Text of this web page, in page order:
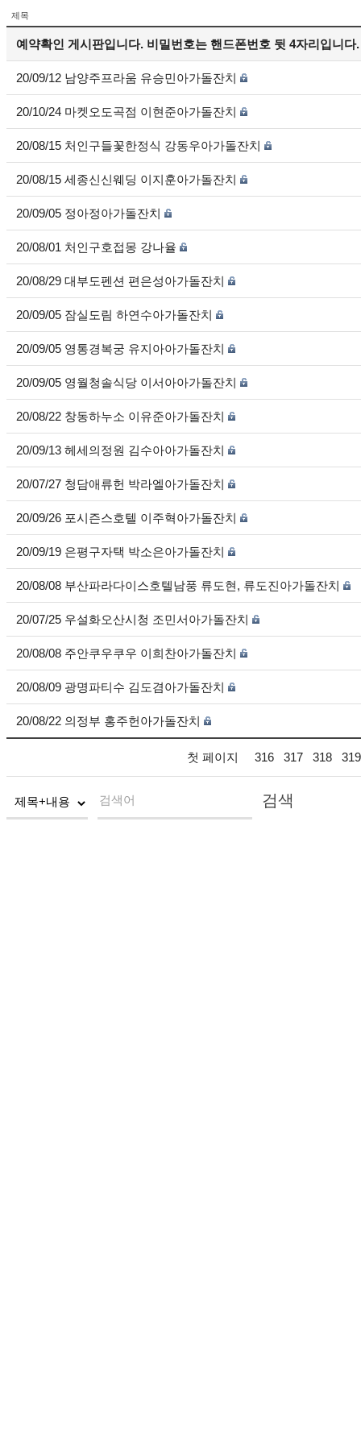
제목
예약확인 게시판입니다. 비밀번호는 핸드폰번호 뒷 4자리입니다.
20/09/12 남양주프라움 유승민아가돌잔치
20/10/24 마켓오도곡점 이현준아가돌잔치
20/08/15 처인구들꽃한정식 강동우아가돌잔치
20/08/15 세종신신웨딩 이지훈아가돌잔치
20/09/05 정아정아가돌잔치
20/08/01 처인구호접몽 강나율
20/08/29 대부도펜션 편은성아가돌잔치
20/09/05 잠실도림 하연수아가돌잔치
20/09/05 영통경복궁 유지아아가돌잔치
20/09/05 영월청솔식당 이서아아가돌잔치
20/08/22 창동하누소 이유준아가돌잔치
20/09/13 헤세의정원 김수아아가돌잔치
20/07/27 청담애류헌 박라엘아가돌잔치
20/09/26 포시즌스호텔 이주혁아가돌잔치
20/09/19 은평구자택 박소은아가돌잔치
20/08/08 부산파라다이스호텔남풍 류도현, 류도진아가돌잔치
20/07/25 우설화오산시청 조민서아가돌잔치
20/08/08 주안쿠우쿠우 이희찬아가돌잔치
20/08/09 광명파티수 김도겸아가돌잔치
20/08/22 의정부 홍주헌아가돌잔치
첫 페이지 316 317 318 319
검색어 검색